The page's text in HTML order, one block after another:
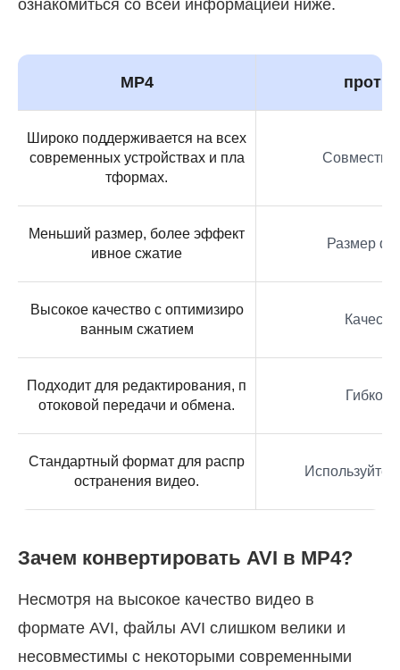
ознакомиться со всей информацией ниже.
MP4
Широко поддерживается на всех
современных устройствах и пла
тформах.
Меньший размер, более эффект
ивное сжатие
Размер
Высокое качество с оптимизиро
ванным сжатием
Подходит для редактирования, п
отоковой передачи и обмена.
Стандартный формат для распр
остранения видео.
Используйте
Зачем конвертировать AVI в MP4?
Несмотря на высокое качество видео в
формате AVI, файлы AVI слишком велики и
несовместимы с некоторыми современными